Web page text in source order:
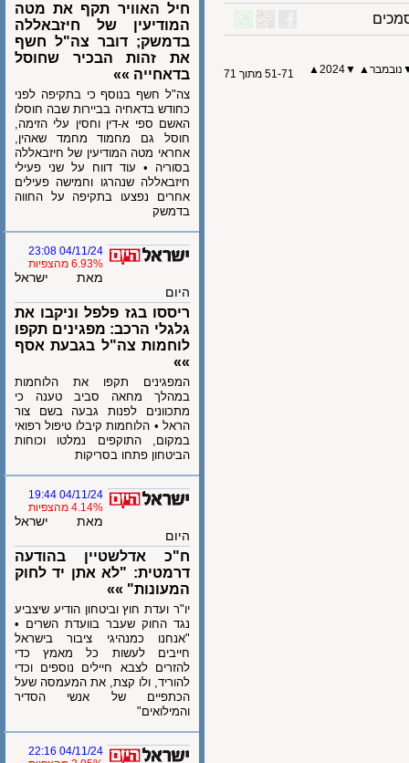
▲
▼
2024
▲ 51-71 מתוך 71
חיל האוויר תקף את מטה
המודיעין של חיזבאללה
בדמשק; דובר צה"ל חשף
את זהות הבכיר שחוסל
בדאחייה »»
צה"ל חשף בנוסף כי בתקיפה לפני
כחודש בדאחיה בביירות שבה חוסלו
האשם ספי א-דין וחסין עלי הזימה,
חוסל גם מחמוד מחמד שאהין,
אחראי מטה המודיעין של חיזבאללה
בסוריה • עוד דווח על שני פעילי
חיזבאללה שנהרגו וחמישה פעילים
אחרים נפצעו בתקיפה על החווה
בדמשק
04/11/24 23:08
6.93% מהצפיות
מאת ישראל
היום
ריססו בגז פלפל וניקבו את
גלגלי הרכב: מפגינים תקפו
לוחמות צה"ל בגבעת אסף
המפגינים תקפו את הלוחמות
במהלך מחאה סביב טענה כי
מתכוונים לפנות גבעה בשם צור
הראל • הלוחמות קיבלו טיפול רפואי
במקום, התוקפים נמלטו וכוחות
הביטחון פתחו בסריקות
04/11/24 19:44
4.14% מהצפיות
מאת ישראל
היום
ח"כ אדלשטיין בהודעה
דרמטית: "לא אתן יד לחוק
המעונות" »»
יו"ר ועדת חוץ וביטחון הודיע שיצביע
נגד החוק שעבר בוועדת השרים •
"אנחנו כמנהיגי ציבור בישראל
חייבים לעשות כל מאמץ כדי
להזרים לצבא חיילים נוספים וכדי
להוריד, ולו קצת, את המעמסה שעל
הכתפיים של אנשי הסדיר
והמילואים"
04/11/24 22:16